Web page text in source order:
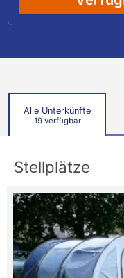
Alle Unterkünfte
19 verfügbar
Stellplätze